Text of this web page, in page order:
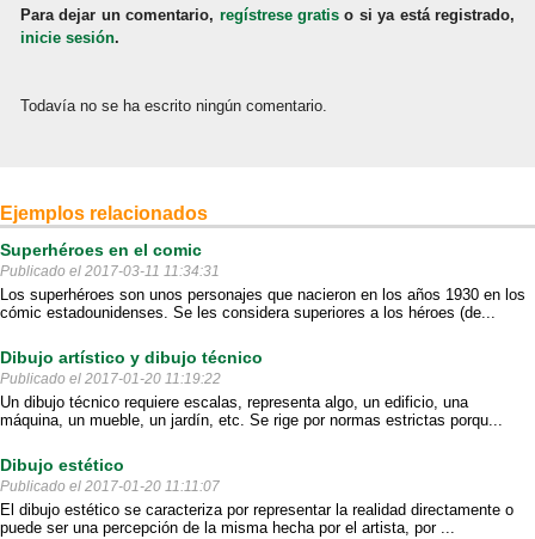
Para dejar un comentario, regístrese gratis o si ya está registrado,
inicie sesión.
Todavía no se ha escrito ningún comentario.
Ejemplos relacionados
Superhéroes en el comic
Publicado el 2017-03-11 11:34:31
Los superhéroes son unos personajes que nacieron en los años 1930 en los
cómic estadounidenses. Se les considera superiores a los héroes (de...
Dibujo artístico y dibujo técnico
Publicado el 2017-01-20 11:19:22
Un dibujo técnico requiere escalas, representa algo, un edificio, una
máquina, un mueble, un jardín, etc. Se rige por normas estrictas porqu...
Dibujo estético
Publicado el 2017-01-20 11:11:07
El dibujo estético se caracteriza por representar la realidad directamente o
puede ser una percepción de la misma hecha por el artista, por ...